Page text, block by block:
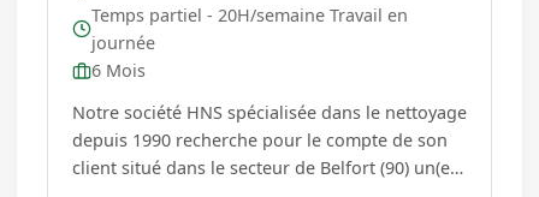
Temps partiel - 20H/semaine Travail en
journée
6 Mois
Notre société HNS spécialisée dans le nettoyage
depuis 1990 recherche pour le compte de son
client situé dans le secteur de Belfort (90) un(e)